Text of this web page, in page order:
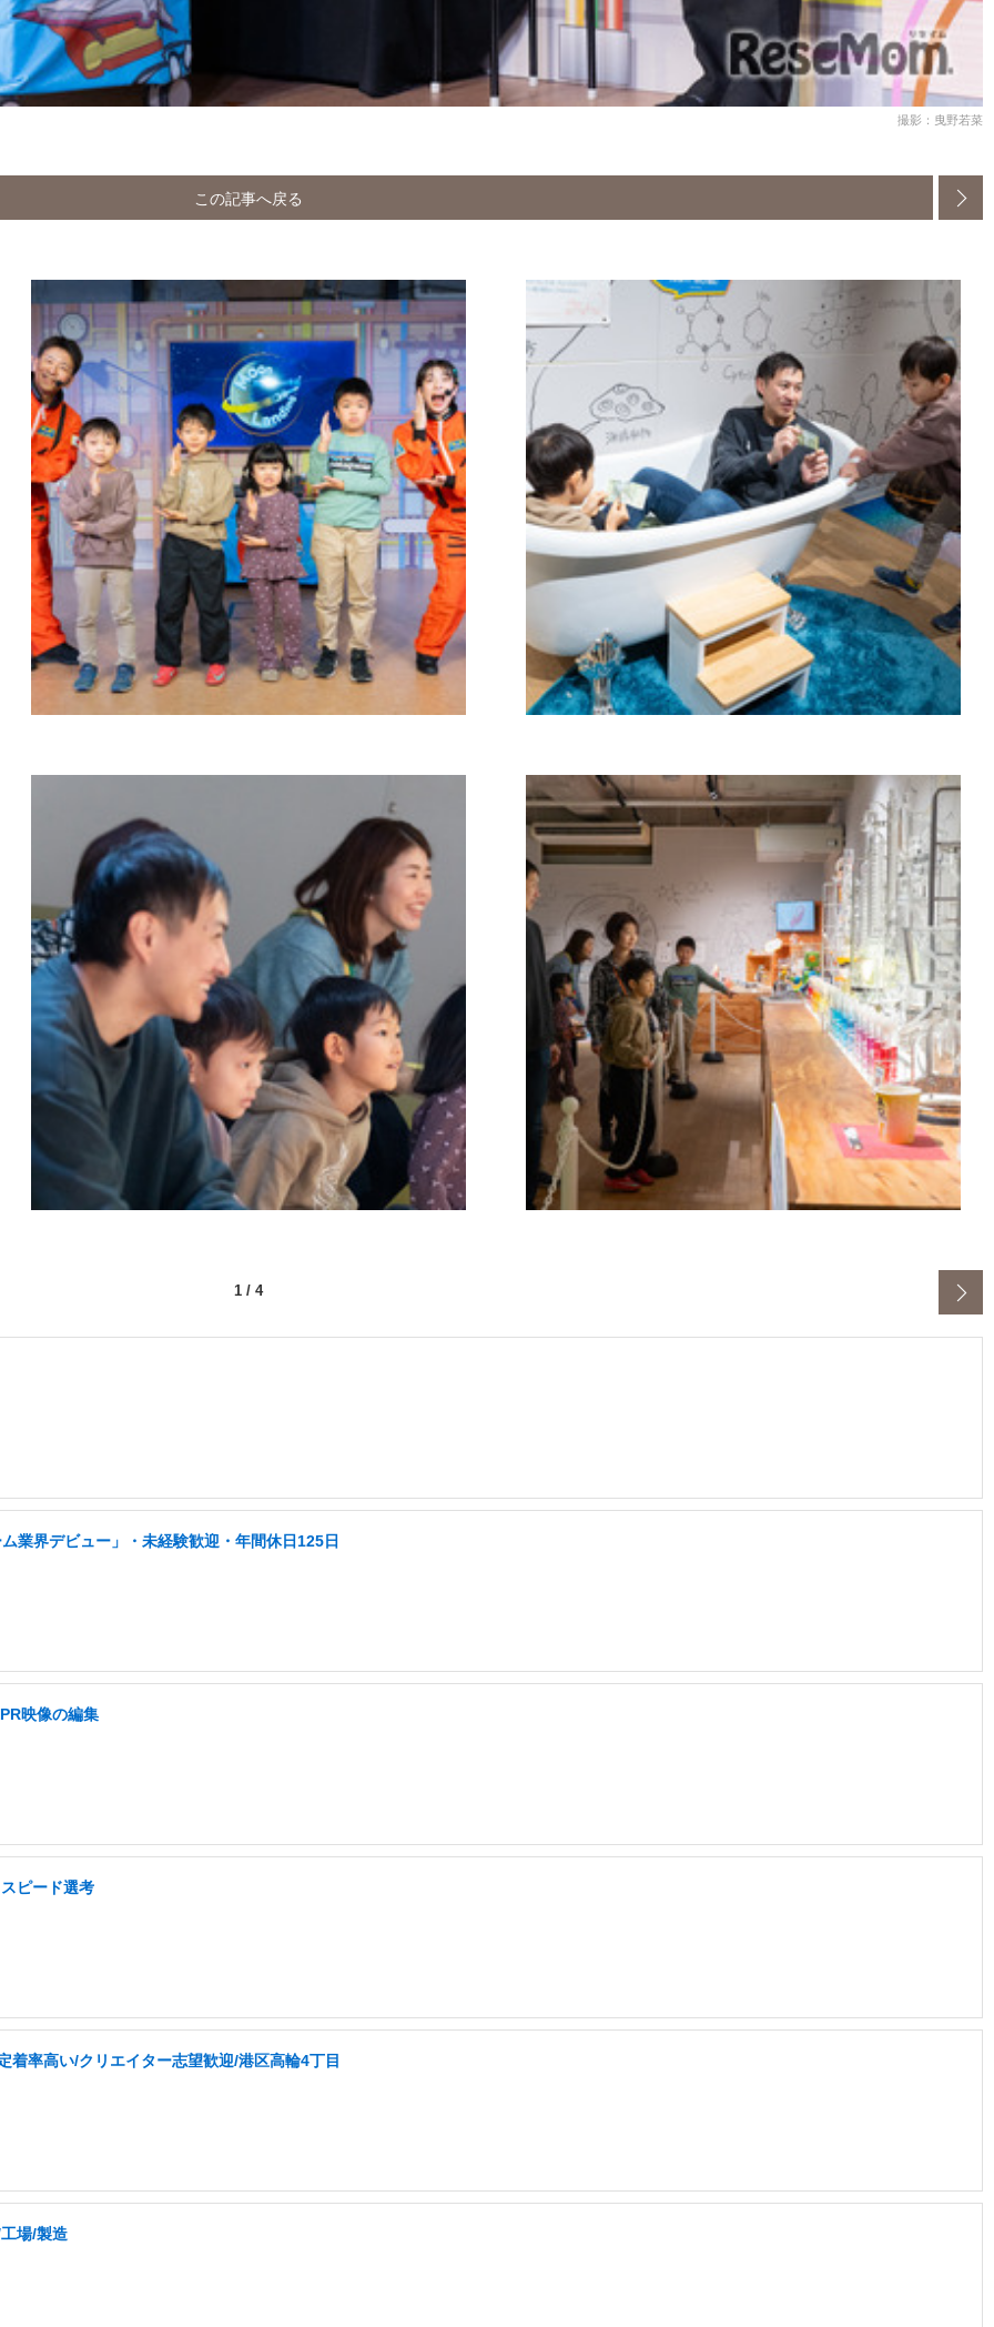
撮影：曳野若菜
この記事へ戻る
1 / 4
業界デビュー」・未経験歓迎・年間休日125日
映像の編集
ピード選考
率高い/クリエイター志望歓迎/港区高輪4丁目
場/製造